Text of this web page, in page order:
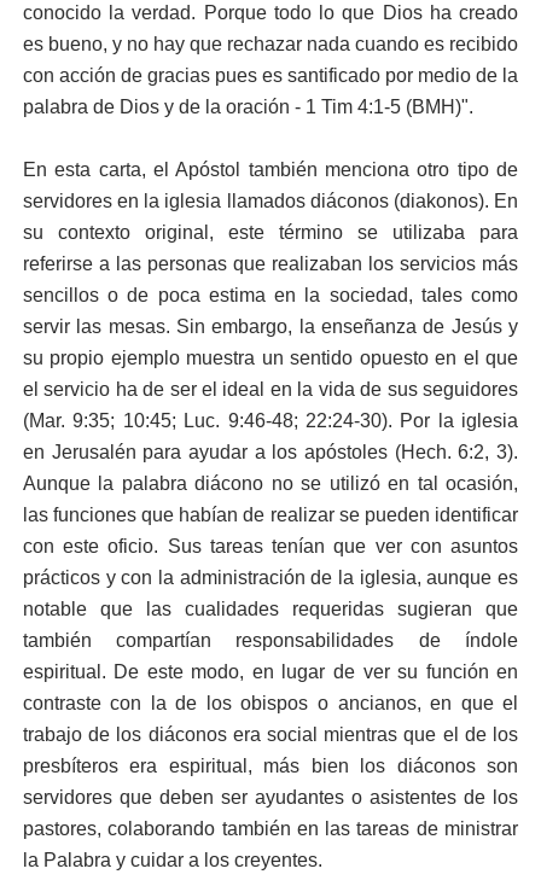
conocido la verdad. Porque todo lo que Dios ha creado
es bueno, y no hay que rechazar nada cuando es recibido
con acción de gracias pues es santificado por medio de la
palabra de Dios y de la oración - 1 Tim 4:1-5 (BMH)".
En esta carta, el Apóstol también menciona otro tipo de
servidores en la iglesia llamados diáconos (diakonos). En
su contexto original, este término se utilizaba para
referirse a las personas que realizaban los servicios más
sencillos o de poca estima en la sociedad, tales como
servir las mesas. Sin embargo, la enseñanza de Jesús y
su propio ejemplo muestra un sentido opuesto en el que
el servicio ha de ser el ideal en la vida de susseguidores
(Mar. 9:35; 10:45; Luc. 9:46-48; 22:24-30). Por la iglesia
en Jerusalén para ayudar a los apóstoles (Hech. 6:2, 3).
Aunque la palabra diácono no se utilizó en tal ocasión,
las funciones que habían de realizar se pueden identificar
con este oficio. Sus tareas tenían que ver con asuntos
prácticos y con la administración de la iglesia, aunque es
notable que las cualidades requeridas sugieran que
también compartían responsabilidades de índole
espiritual. De este modo, en lugar de ver su función en
contraste con la de los obispos o ancianos, en que el
trabajo de los diáconos era social mientras que el de los
presbíteros era espiritual, más bien los diáconos son
servidores que deben ser ayudantes o asistentes de los
pastores, colaborando también en las tareas de ministrar
la Palabra y cuidar a los creyentes.